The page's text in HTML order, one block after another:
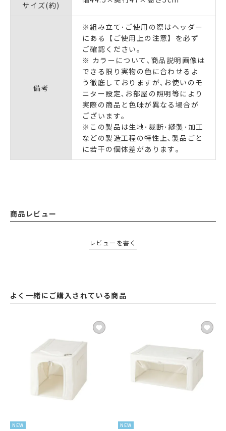
サイズ(約)
備考
※組み立て･ご使用の際はヘッダー
にある【ご使用上の注意】を必ず
ご確認ください｡
※ カラーについて､商品説明画像は
できる限り実物の色に合わせるよ
う徹底しておりますが､お使いのモ
ニター設定､お部屋の照明等により
実際の商品と色味が異なる場合が
ございます｡
※この製品は生地･裁断･縫製･加工
などの製造工程の特性上､製品ごと
に若干の個体差があります｡
商品レビュー
レビューを書く
よく一緒にご購入されている商品
NEW NEW